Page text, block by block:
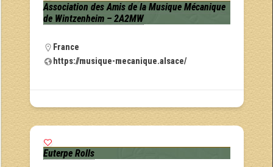
Association des Amis de la Musique Mécanique
de Wintzenheim – 2A2MW
France
https://musique-mecanique.alsace/
Euterpe Rolls